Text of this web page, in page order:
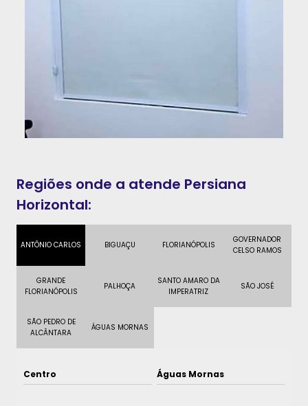
Regiões onde a atende Persiana
Horizontal:
ANTÔNIO CARLOS BIGUAÇU FLORIANÓPOLIS
GOVERNADOR
CELSO RAMOS
GRANDE
FLORIANÓPOLIS
PALHOÇA
SANTO AMARO DA
IMPERATRIZ
SÃO JOSÉ
SÃO PEDRO DE
ALCÂNTARA
ÁGUAS MORNAS
Centro Águas Mornas